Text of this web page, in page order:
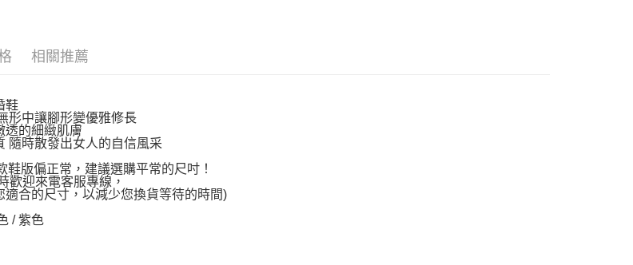
相關推薦
鞋
形中讓腳形變優雅修長
透的細緻肌膚
隨時散發出女人的自信風采
鞋版偏正常，建議選購平常的尺吋！
歡迎來電客服專線，
適合的尺寸，以減少您換貨等待的時間)
/ 紫色